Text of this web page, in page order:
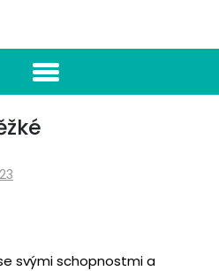
svými schopnostmi a